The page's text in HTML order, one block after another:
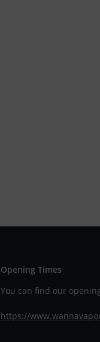
Opening Times
You can find our
https://